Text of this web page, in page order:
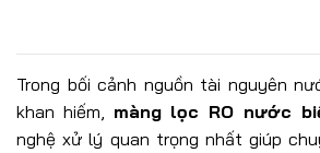
Trong bối cảnh nguồn tài nguyên
khan hiếm, màng lọc RO nước
nghệ xử lý quan trọng nhất giúp